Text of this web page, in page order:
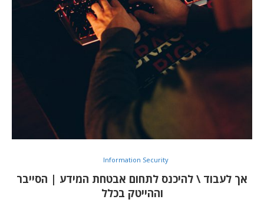
Information Security
אך לעבוד \ להיכנס לתחום אבטחת המידע | הסייבר
וההייטק בכלל